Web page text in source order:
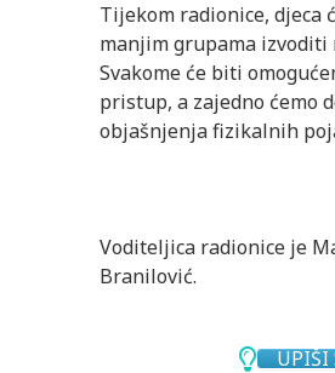
Tijekom radionice, djeca
manjim grupama izvoditi
Svakome će biti
pristup, a zajedno ćemo
objašnjenja fizikalnih
Voditeljica radionice je
Branilović.
UPIŠI